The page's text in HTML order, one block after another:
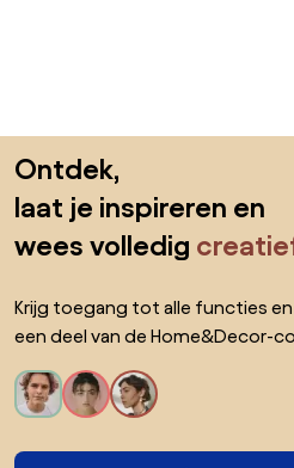
Ontdek,
laat je inspireren en
wees volledig
Krijg toegang tot alle functies
een deel van de Home&Decor-